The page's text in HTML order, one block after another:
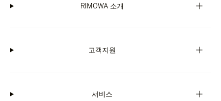
RIMOWA 소개
고객지원
서비스